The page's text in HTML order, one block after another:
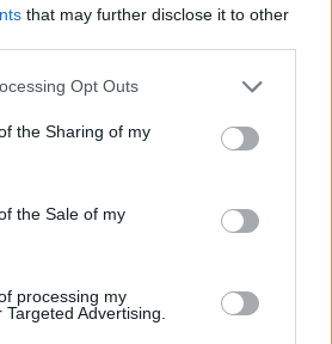
that may further disclose it to other
Opt Outs
the Sharing of my
the Sale of my
processing my
Advertising.
: Une Mercedes
h
5 août 2026